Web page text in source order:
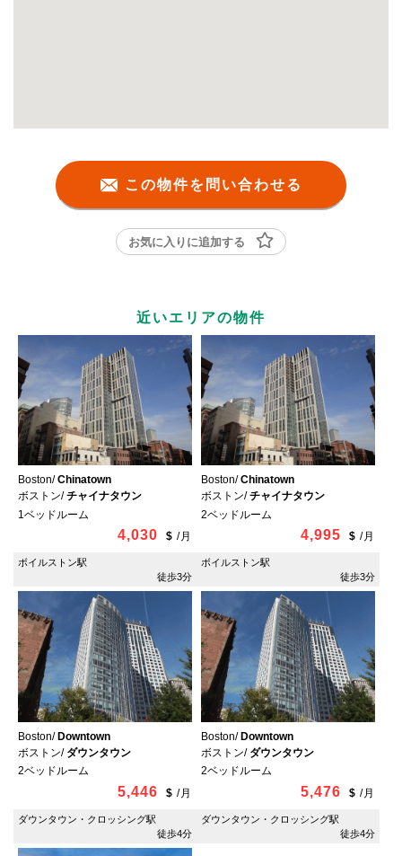
この物件を問い合わせる
お気に入りに追加する
近いエリアの物件
Boston/Chinatown
ボストン/チャイナタウン
1ベッドルーム
4,030 $ /月
ボイルストン駅
徒歩3分
Boston/Chinatown
ボストン/チャイナタウン
2ベッドルーム
4,995 $ /月
ボイルストン駅
徒歩3分
Boston/Downtown
ボストン/ ダウンタウン
2ベッドルーム
5,446 $ /月
ダウンタウン・クロッシング駅
徒歩4分
Boston/Downtown
ボストン/ ダウンタウン
2ベッドルーム
5,476 $ /月
ダウンタウン・クロッシング駅
徒歩4分